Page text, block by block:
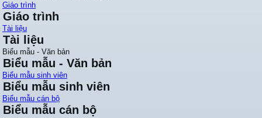
Giáo trình
Giáo trình
Tài liệu
Tài liệu
Biểu mẫu - Văn bản
Biểu mẫu - Văn bản
Biểu mẫu sinh viên
Biểu mẫu sinh viên
Biểu mẫu cán bộ
Biểu mẫu cán bộ